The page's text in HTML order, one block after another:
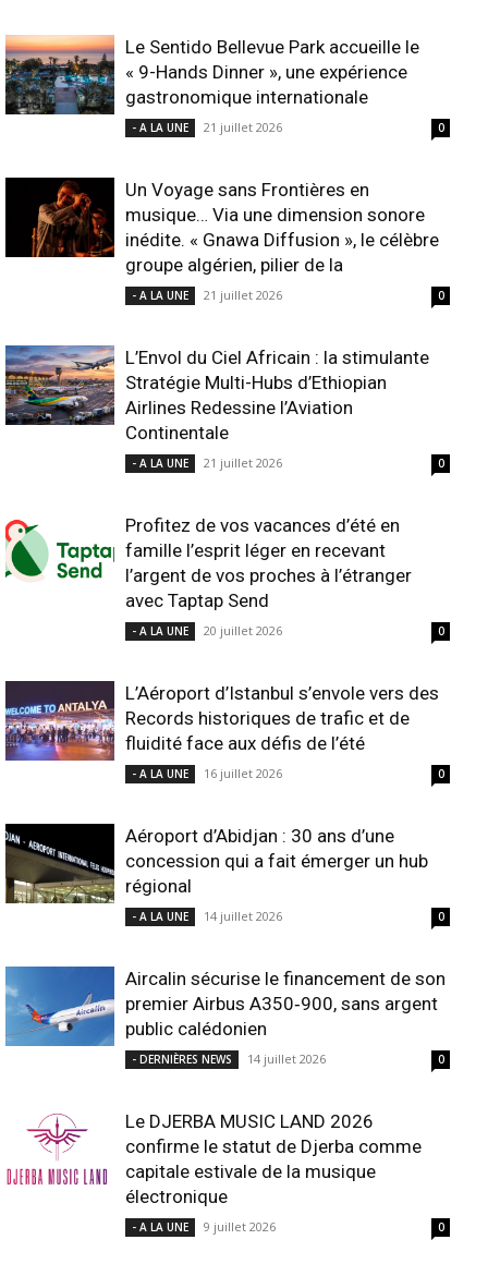
Le Sentido Bellevue Park accueille le
« 9-Hands Dinner », une expérience
gastronomique internationale
- A LA UNE 21 juillet 2026 0
Un Voyage sans Frontières en
musique… Via une dimension sonore
inédite. « Gnawa Diffusion », le célèbre
groupe algérien, pilier de la
- A LA UNE 21 juillet 2026 0
L’Envol du Ciel Africain : la stimulante
Stratégie Multi-Hubs d’Ethiopian
Airlines Redessine l’Aviation
Continentale
- A LA UNE 21 juillet 2026 0
Profitez de vos vacances d’été en
famille l’esprit léger en recevant
l’argent de vos proches à l’étranger
avec Taptap Send
- A LA UNE 20 juillet 2026 0
L’Aéroport d’Istanbul s’envole vers des
Records historiques de trafic et de
fluidité face aux défis de l’été
- A LA UNE 16 juillet 2026 0
Aéroport d’Abidjan : 30 ans d’une
concession qui a fait émerger un hub
régional
- A LA UNE 14 juillet 2026 0
Aircalin sécurise le financement de son
premier Airbus A350‑900, sans argent
public calédonien
- DERNIÈRES NEWS 14 juillet 2026 0
Le DJERBA MUSIC LAND 2026
confirme le statut de Djerba comme
capitale estivale de la musique
électronique
- A LA UNE 9 juillet 2026 0